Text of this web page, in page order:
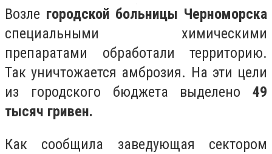
Возле городской больницы Черноморска
специальными химическими
препаратами обработали территорию.
Так уничтожается амброзия. На эти цели
из городского бюджета выделено 49
тысяч гривен.
Как сообщила заведующая сектором